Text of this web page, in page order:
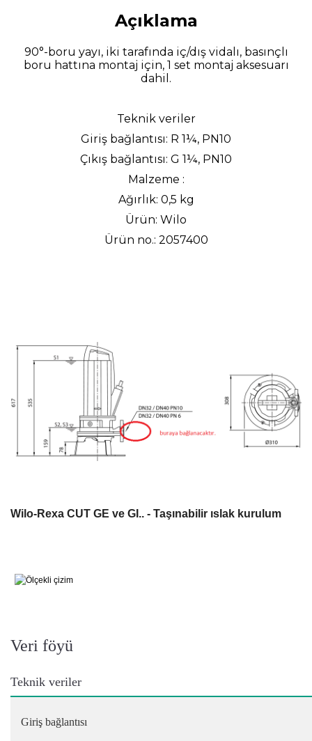
Açıklama
90°-boru yayı, iki tarafında iç/dış vidalı, basınçlı
boru hattına montaj için, 1 set montaj aksesuarı
dahil.
Teknik veriler
Giriş bağlantısı: R 1¼, PN10
Çıkış bağlantısı: G 1¼, PN10
Malzeme :
Ağırlık: 0,5 kg
Ürün: Wilo
Ürün no.: 2057400
Wilo-Rexa CUT GE ve GI.. - Taşınabilir ıslak kurulum
Veri föyü
Teknik veriler
Giriş bağlantısı